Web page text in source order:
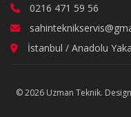
0216 471 59 56
İstanbul / Anadolu
© 2026 Uzman Teknik.